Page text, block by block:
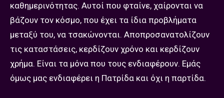
καθημερινότητας. Αυτοί που φταίνε, χαίρονται να
βάζουν τον κόσμο, που έχει τα ίδια προβλήματα
μεταξύ του, να τσακώνονται. Αποπροσανατολίζουν
τις καταστάσεις, κερδίζουν χρόνο και κερδίζουν
χρήμα. Είναι τα μόνα που τους ενδιαφέρουν. Εμάς
όμως μας ενδιαφέρει η Πατρίδα και όχι η παρτίδα.